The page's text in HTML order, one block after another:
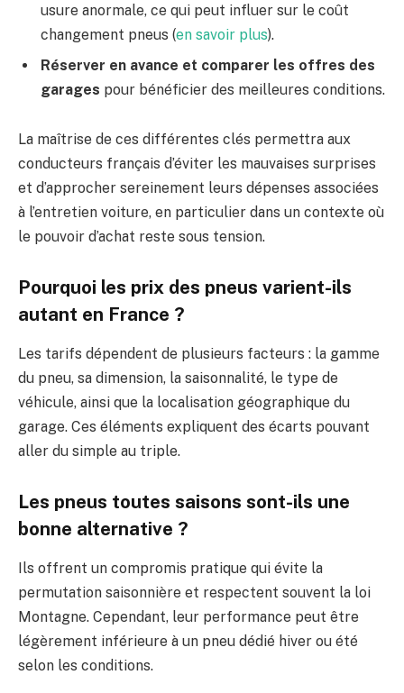
usure anormale, ce qui peut influer sur le coût
changement pneus (en savoir plus).
Réserver en avance et comparer les offres des
garages pour bénéficier des meilleures conditions.
La maîtrise de ces différentes clés permettra aux
conducteurs français d’éviter les mauvaises surprises
et d’approcher sereinement leurs dépenses associées
à l’entretien voiture, en particulier dans un contexte où
le pouvoir d’achat reste sous tension.
Pourquoi les prix des pneus varient-ils
autant en France ?
Les tarifs dépendent de plusieurs facteurs : la gamme
du pneu, sa dimension, la saisonnalité, le type de
véhicule, ainsi que la localisation géographique du
garage. Ces éléments expliquent des écarts pouvant
aller du simple au triple.
Les pneus toutes saisons sont-ils une
bonne alternative ?
Ils offrent un compromis pratique qui évite la
permutation saisonnière et respectent souvent la loi
Montagne. Cependant, leur performance peut être
légèrement inférieure à un pneu dédié hiver ou été
selon les conditions.